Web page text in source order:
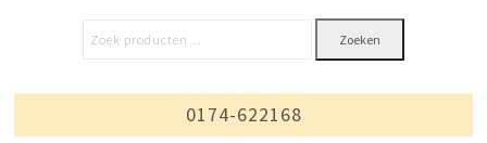
Zoeken
0174-622168